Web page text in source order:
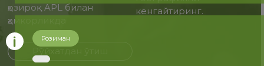
ҳозироқ APL билан
ҳамкорликда
кенгайтиринг.
Розиман